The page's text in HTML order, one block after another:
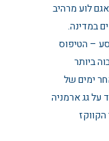
לוע מרהיב
במדינה.
– הטיפוס
ביותר
ימים של
על גג ארמניה